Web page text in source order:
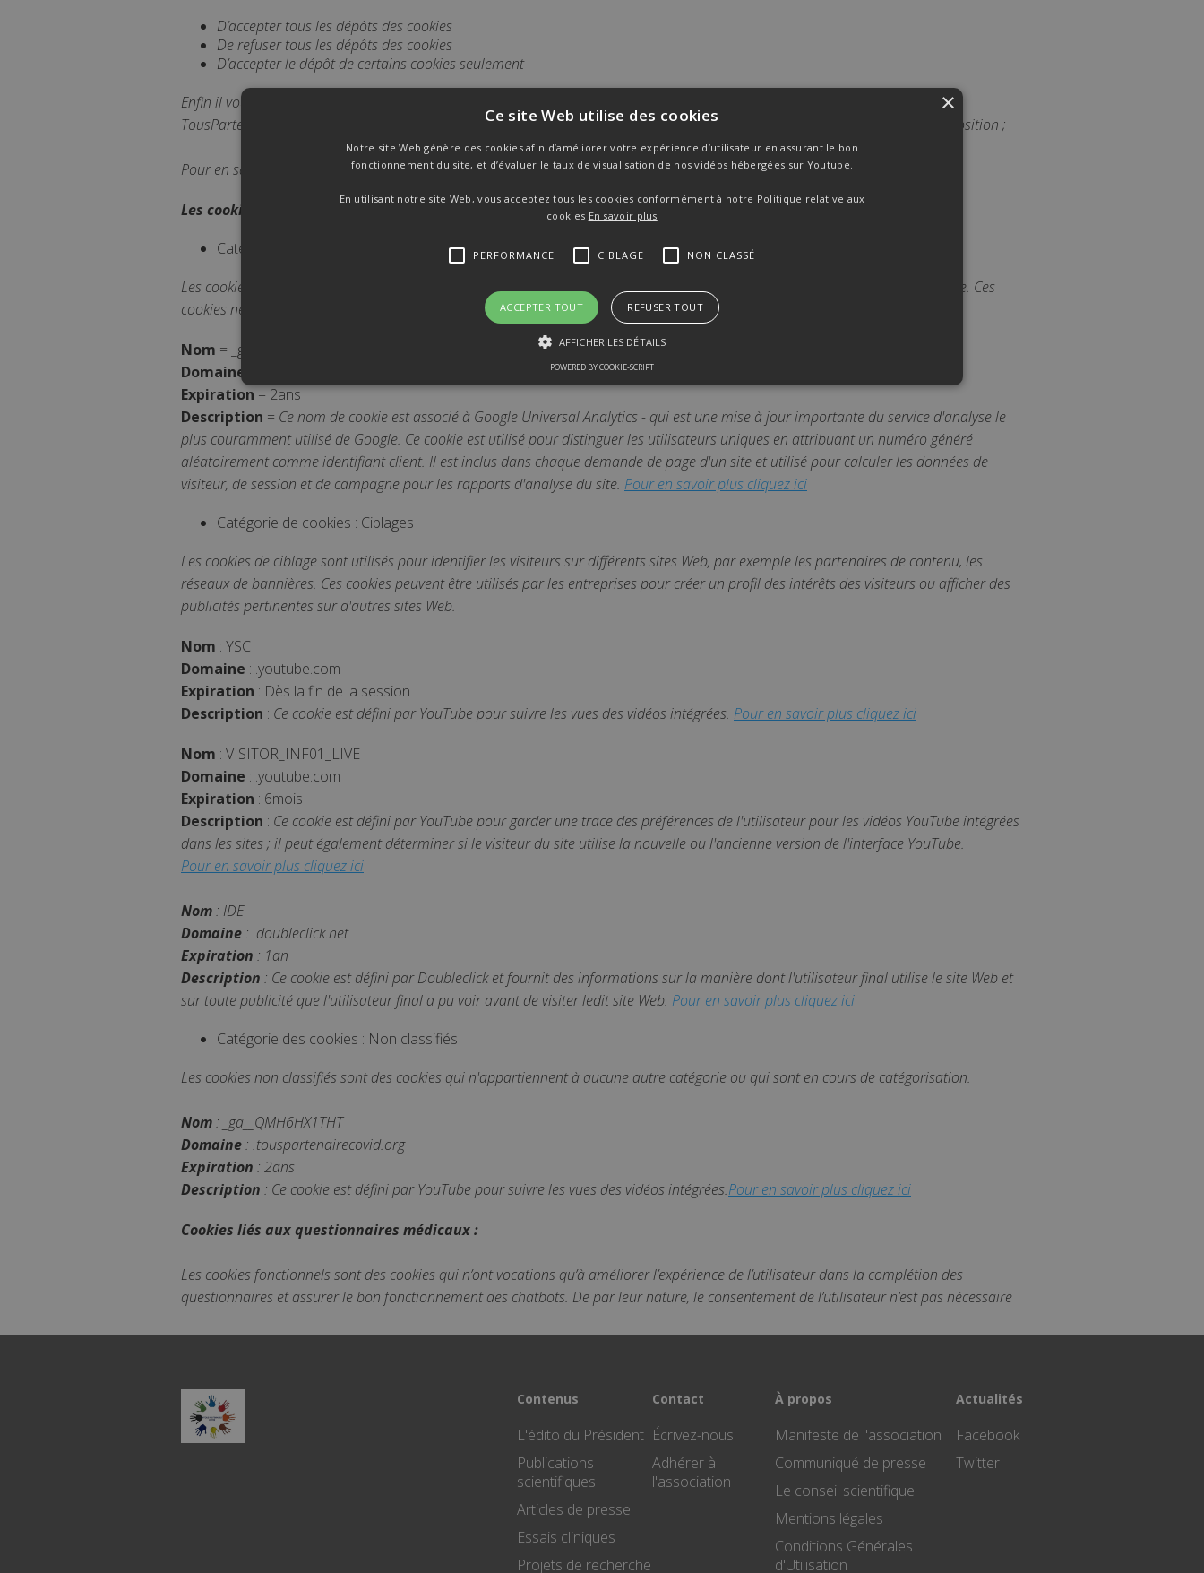
D’accepter tous les dépôts des cookies
De refuser tous les dépôts des cookies
D’accepter le dépôt de certains cookies seulement
Enfin il vous est possible de désactiver le dépôt des cookies en modifiant les paramètres de votre navigateur. Néanmoins
TousPartenairesCovid décline toute responsabilité dans la dégradation d’expérience utilisateur si l’utilisateur réalise cette opposition ;
Pour en savoir plus sur la méthode pour désactiver les cookies:Cliquez-ici
Les cookies liés au site :
Catégorie de cookies : Performance
Les cookies de performance sont utilisés pour voir comment les visiteurs utilisent le site Web, par exemple les cookies d'analyse. Ces
cookies ne peuvent pas être utilisés pour identifier directement un visiteur spécifique.
Nom = _ga
Domaine
Expiration = 2ans
Description = Ce nom de cookie est associé à Google Universal Analytics - qui est une mise à jour importante du service d'analyse le
plus couramment utilisé de Google. Ce cookie est utilisé pour distinguer les utilisateurs uniques en attribuant un numéro généré
aléatoirement comme identifiant client. Il est inclus dans chaque demande de page d'un site et utilisé pour calculer les données de
visiteur, de session et de campagne pour les rapports d'analyse du site. Pour en savoir plus cliquez ici
Catégorie de cookies : Ciblages
Les cookies de ciblage sont utilisés pour identifier les visiteurs sur différents sites Web, par exemple les partenaires de contenu, les
réseaux de bannières. Ces cookies peuvent être utilisés par les entreprises pour créer un profil des intérêts des visiteurs ou afficher des
publicités pertinentes sur d'autres sites Web.
Nom : YSC
Domaine : .youtube.com
Expiration : Dès la fin de la session
Description : Ce cookie est défini par YouTube pour suivre les vues des vidéos intégrées. Pour en savoir plus cliquez ici
Nom : VISITOR_INF01_LIVE
Domaine : .youtube.com
Expiration : 6mois
Description : Ce cookie est défini par YouTube pour garder une trace des préférences de l'utilisateur pour les vidéos YouTube intégrées
dans les sites ; il peut également déterminer si le visiteur du site utilise la nouvelle ou l'ancienne version de l'interface YouTube.
Pour en savoir plus cliquez ici
Nom: IDE
Domaine: .doubleclick.net
Expiration : 1an
Description : Ce cookie est défini par Doubleclick et fournit des informations sur la manière dont l'utilisateur final utilise le site Web et
sur toute publicité que l'utilisateur final a pu voir avant de visiter ledit site Web. Pour en savoir plus cliquez ici
Catégorie des cookies : Non classifiés
Les cookies non classifiés sont des cookies qui n'appartiennent à aucune autre catégorie ou qui sont en cours de catégorisation.
Nom: _ga__QMH6HX1THT
Domaine: .touspartenairecovid.org
Expiration : 2ans
Description : Ce cookie est défini par YouTube pour suivre les vues des vidéos intégrées.Pour en savoir plus cliquez ici
Cookies liés aux questionnaires médicaux :
Les cookies fonctionnels sont des cookies qui n’ont vocations qu’à améliorer l’expérience de l’utilisateur dans la complétion des
questionnaires et assurer le bon fonctionnement des chatbots. De par leur nature, le consentement de l’utilisateur n’est pas nécessaire
Contenus
L'édito du Président
Publications
scientifiques
Articles de presse
Essais cliniques
Projets de recherche
Contact
Écrivez-nous
Adhérer à
l'association
À propos
Manifeste de l'association
Communiqué de presse
Le conseil scientifique
Mentions légales
Conditions Générales
d'Utilisation
Actualités
Facebook
Twitter
×
Ce site Web utilise des cookies
Notre site Web génère des cookies afin d’améliorer votre expérience d’utilisateur en assurant le bon
fonctionnement du site, et d’évaluer le taux de visualisation de nos vidéos hébergées sur Youtube.
En utilisant notre site Web, vous acceptez tous les cookies conformément à notre Politique relative aux
cookies En savoir plus
PERFORMANCE CIBLAGE NON CLASSÉ
ACCEPTER TOUT REFUSER TOUT
AFFICHER LES DÉTAILS
Performance Ciblage Non classé
Les cookies de performance sont utilisés pour voir comment les visiteurs utilisent le site Web, par exemple les cookies d'analyse. Ces
cookies ne peuvent pas être utilisés pour identifier directement un visiteur spécifique.
Nom Domaine Expiration
Description
d'un site et utilisé pour calculer les données de visiteur, de session et de campagne
pour les rapports d'analyse du site.
YSC
.youtube.com
VISITOR_INFO1_LIVE
.youtube.com 6 mois
Ce cookie est défini par Youtube pour garder une trace des préférences de
l'utilisateur pour les vidéos Youtube intégrées dans les sites; il peut également
IDE
POWERED BY COOKIE-SCRIPT